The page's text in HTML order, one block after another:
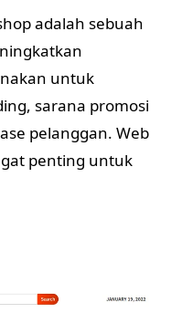
adalah sebuah
untuk
sarana promosi
pelanggan. Web
penting untuk